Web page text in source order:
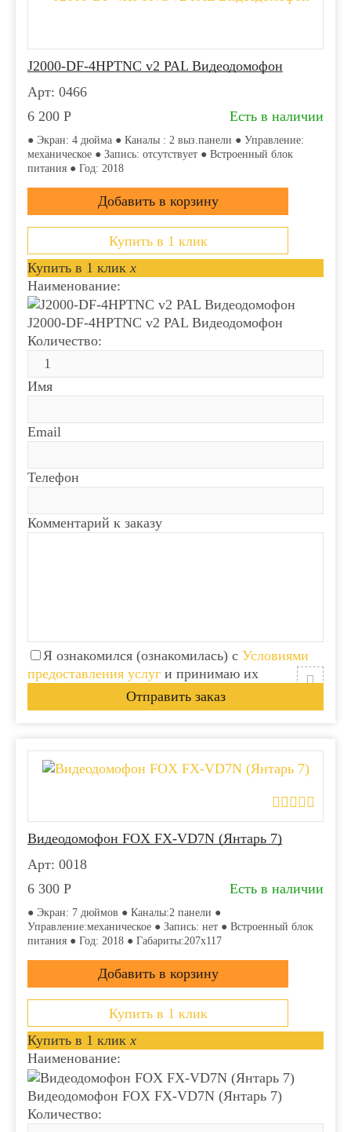
J2000-DF-4HPTNC v2 PAL Видеодомофон
Арт: 0466
6 200 Р Есть в наличии
● Экран: 4 дюйма ● Каналы : 2 выз.панели ● Управление:
механическое ● Запись: отсутствует ● Встроенный блок
питания ● Год: 2018
Купить в 1 клик
Купить в 1 клик x
Наименование:
J2000-DF-4HPTNC v2 PAL Видеодомофон
Количество:
Имя
Email
Телефон
Комментарий к заказу
Я ознакомился (ознакомилась) с Условиями
предоставления услуг и принимаю их
Видеодомофон FOX FX-VD7N (Янтарь 7)
Арт: 0018
6 300 Р Есть в наличии
● Экран: 7 дюймов ● Каналы:2 панели ●
Управление:механическое ● Запись: нет ● Встроенный блок
питания ● Год: 2018 ● Габариты:207x117
Купить в 1 клик
Купить в 1 клик x
Наименование:
Видеодомофон FOX FX-VD7N (Янтарь 7)
Количество: